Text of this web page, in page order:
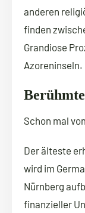
anderen
finden
Grandiose
Azoreninseln.
Schon mal
Der älteste
wird im
Nürnberg
finanzieller